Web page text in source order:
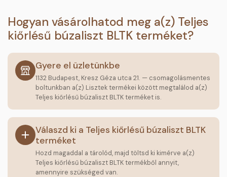
Hogyan vásárolhatod meg a(z) Teljes
kiőrlésű búzaliszt BLTK terméket?
Gyere el üzletünkbe
1132 Budapest, Kresz Géza utca 21. — csomagolásmentes
boltunkban a(z) Lisztek termékei között megtalálod a(z)
Teljes kiőrlésű búzaliszt BLTK terméket is.
Válaszd ki a Teljes kiőrlésű búzaliszt BLTK
terméket
Hozd magaddal a tárolód, majd töltsd ki kimérve a(z)
Teljes kiőrlésű búzaliszt BLTK termékből annyit,
amennyire szükséged van.